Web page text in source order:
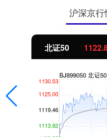
沪深京
北证50